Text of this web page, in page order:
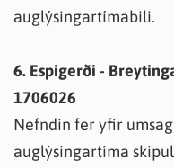
auglýsingartímabili.
6. Espigerði -
1706026
Nefndin fer yfir
auglýsingartíma